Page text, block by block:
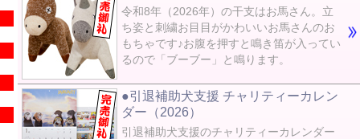
令和8年（2026年）の干支はお馬さん。立
ち姿と刺繍お目目がかわいいお馬さんのお
もちゃです♪お腹を押すと鳴き笛が入ってい
るので「ブーブー」と鳴ります。
●引退補助犬支援 チャリティーカレン
ダー（2026）
引退補助犬支援のチャリティーカレンダー